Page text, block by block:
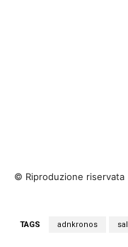
© Riproduzione riservata
TAGS adnkronos sal